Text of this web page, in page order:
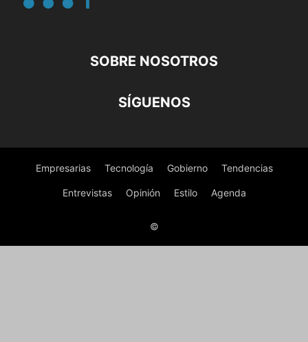
SOBRE NOSOTROS
SÍGUENOS
Empresarias Tecnología Gobierno Tendencias
Entrevistas Opinión Estilo Agenda
©